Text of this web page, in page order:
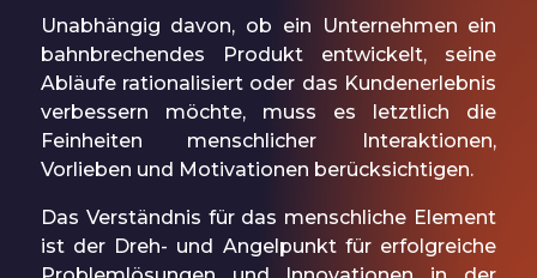
Unabhängig davon, ob ein Unternehmen ein
bahnbrechendes Produkt entwickelt, seine
Abläufe rationalisiert oder das Kundenerlebnis
verbessern möchte, muss es letztlich die
Feinheiten menschlicher Interaktionen,
Vorlieben und Motivationen berücksichtigen.
Das Verständnis für das menschliche Element
ist der Dreh- und Angelpunkt für erfolgreiche